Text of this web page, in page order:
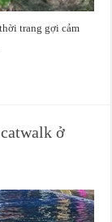
trang gợi cảm
ở